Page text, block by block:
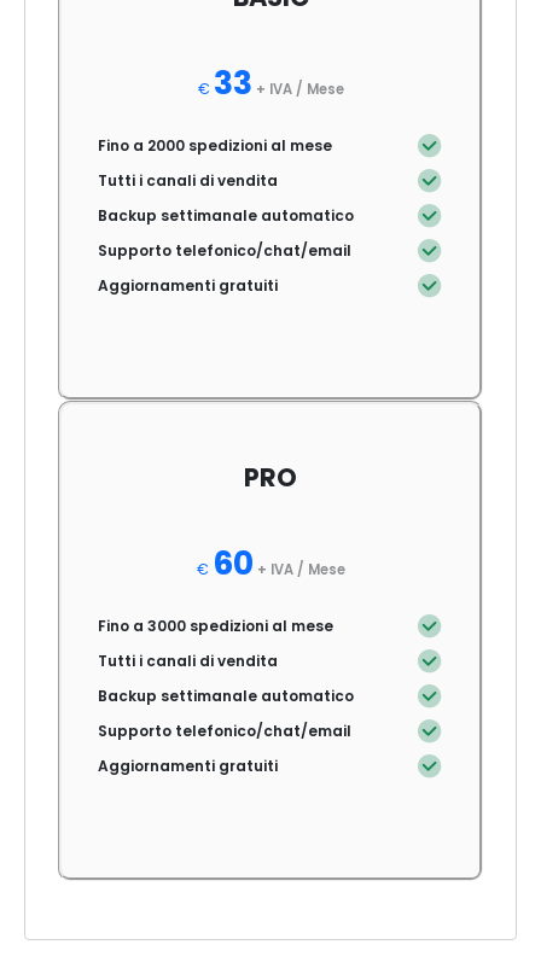
€ 33 + IVA / Mese
Fino a 2000 spedizioni al mese
Tutti i canali di vendita
Backup settimanale automatico
Supporto telefonico/chat/email
Aggiornamenti gratuiti
PRO
€ 60 + IVA / Mese
Fino a 3000 spedizioni al mese
Tutti i canali di vendita
Backup settimanale automatico
Supporto telefonico/chat/email
Aggiornamenti gratuiti